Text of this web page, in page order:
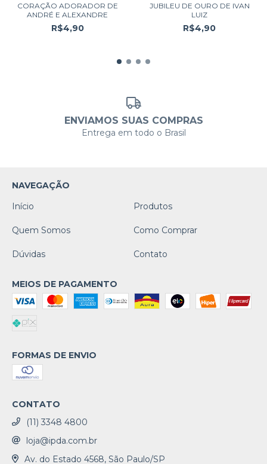
CORAÇÃO ADORADOR DE
ANDRÉ E ALEXANDRE
R$4,90
JUBILEU DE OURO DE IVAN
LUIZ
R$4,90
ENVIAMOS SUAS COMPRAS
Entrega em todo o Brasil
NAVEGAÇÃO
Início
Produtos
Quem Somos Como Comprar
Dúvidas Contato
MEIOS DE PAGAMENTO
FORMAS DE ENVIO
CONTATO
(11) 3348 4800
loja@ipda.com.br
Av. do Estado 4568, São Paulo/SP